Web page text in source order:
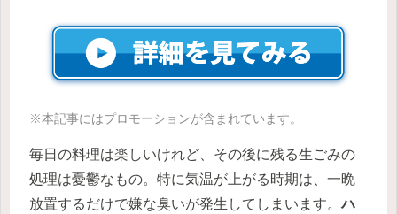
※本記事にはプロモーションが含まれています。
毎日の料理は楽しいけれど、その後に残る生ごみの
処理は憂鬱なもの。特に気温が上がる時期は、一晩
放置するだけで嫌な臭いが発生してしまいます。ハ